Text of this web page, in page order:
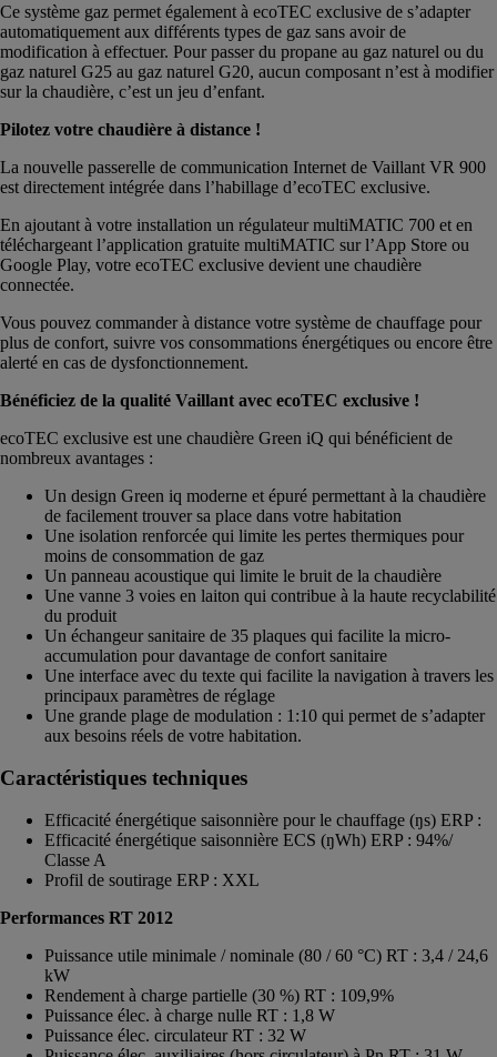
Ce système gaz permet également à ecoTEC exclusive de s’adapter
automatiquement aux différents types de gaz sans avoir de
modification à effectuer. Pour passer du propane au gaz naturel ou du
gaz naturel G25 au gaz naturel G20, aucun composant n’est à modifier
sur la chaudière, c’est un jeu d’enfant.
Pilotez votre chaudière à distance !
La nouvelle passerelle de communication Internet de Vaillant VR 900
est directement intégrée dans l’habillage d’ecoTEC exclusive.
En ajoutant à votre installation un régulateur multiMATIC 700 et en
téléchargeant l’application gratuite multiMATIC sur l’App Store ou
Google Play, votre ecoTEC exclusive devient une chaudière
connectée.
Vous pouvez commander à distance votre système de chauffage pour
plus de confort, suivre vos consommations énergétiques ou encore être
alerté en cas de dysfonctionnement.
Bénéficiez de la qualité Vaillant avec ecoTEC exclusive !
ecoTEC exclusive est une chaudière Green iQ qui bénéficient de
nombreux avantages :
Un design Green iq moderne et épuré permettant à la chaudière
de facilement trouver sa place dans votre habitation
Une isolation renforcée qui limite les pertes thermiques pour
moins de consommation de gaz
Un panneau acoustique qui limite le bruit de la chaudière
Une vanne 3 voies en laiton qui contribue à la haute recyclabilité
du produit
Un échangeur sanitaire de 35 plaques qui facilite la micro-
accumulation pour davantage de confort sanitaire
Une interface avec du texte qui facilite la navigation à travers les
principaux paramètres de réglage
Une grande plage de modulation : 1:10 qui permet de s’adapter
aux besoins réels de votre habitation.
Caractéristiques techniques
Efficacité énergétique saisonnière pour le chauffage (ŋs) ERP :
Efficacité énergétique saisonnière ECS (ŋWh) ERP : 94%/
Classe A
Profil de soutirage ERP : XXL
Performances RT 2012
Puissance utile minimale / nominale (80 / 60 °C) RT : 3,4 / 24,6
kW
Rendement à charge partielle (30 %) RT : 109,9%
Puissance élec. à charge nulle RT : 1,8 W
Puissance élec. circulateur RT : 32 W